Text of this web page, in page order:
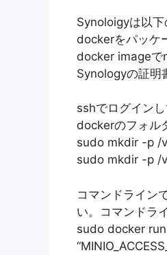
Synoloigyは以下
dockerをパッケ
docker imageで
Synologyの証明
sshでログイン
dockerのフォル
sudo mkdir -p /
sudo mkdir -p /
コマンドライン
い。コマンドラ
sudo docker